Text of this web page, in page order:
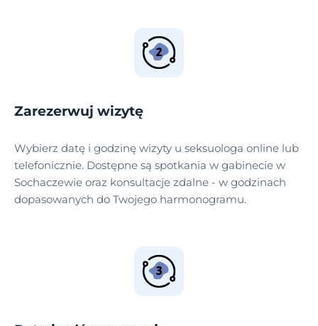
Zarezerwuj wizytę
Wybierz datę i godzinę wizyty u seksuologa online lub
telefonicznie. Dostępne są spotkania w gabinecie w
Sochaczewie oraz konsultacje zdalne - w godzinach
dopasowanych do Twojego harmonogramu.